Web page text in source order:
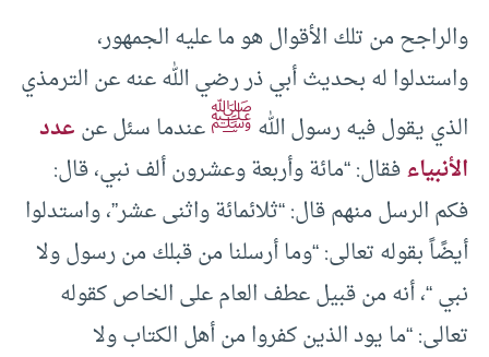
والراجح من تلك الأقوال هو ما عليه الجمهور،
واستدلوا له بحديث أبي ذر رضي الله عنه عن الترمذي
الذي يقول فيه رسول اللهﷺعندما سئل عنعدد
الأنبياءفقال: “مائة وأربعة وعشرون ألف نبي، قال:
فكم الرسل منهم قال: “ثلائمائة واثنى عشر”، واستدلوا
أيضًاً بقوله تعالى: “وما أرسلنا من قبلك من رسول ولا
نبي “، أنه من قبيل عطف العام على الخاص كقوله
تعالى: “ما يود الذين كفروا من أهل الكتاب ولا